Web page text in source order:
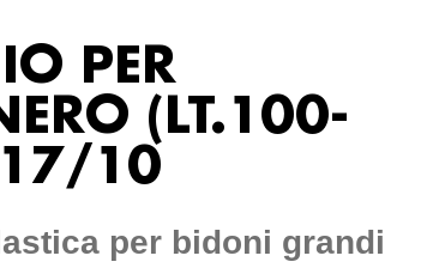
PER
(LT.100-
10
per bidoni grandi